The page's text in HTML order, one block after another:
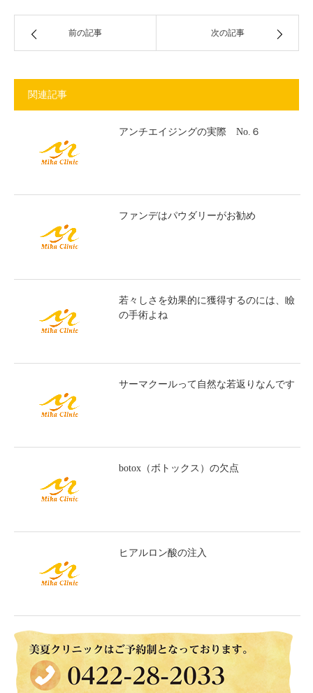
前の記事 次の記事
関連記事
アンチエイジングの実際 No.６
ファンデはパウダリーがお勧め
若々しさを効果的に獲得するのには、瞼
の手術よね
サーマクールって自然な若返りなんです
botox（ボトックス）の欠点
ヒアルロン酸の注入